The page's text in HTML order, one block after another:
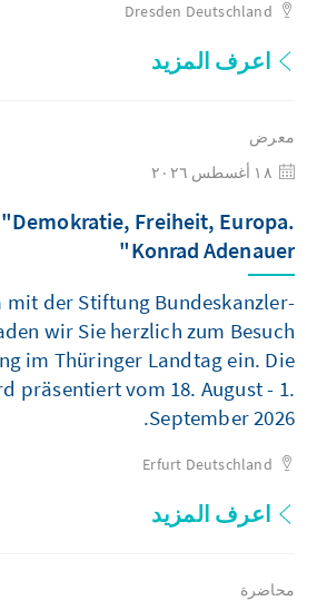
Dresden Deutschland
اعرف المزيد
معرض
Freiheit, Europa.
Konrad Adenauer"
mit der Stiftung Bundeskanzler-
wir Sie herzlich zum Besuch
im Thüringer Landtag ein. Die
präsentiert vom 18. August - 1.
September 2026.
Erfurt Deutschland
اعرف المزيد
محاضرة